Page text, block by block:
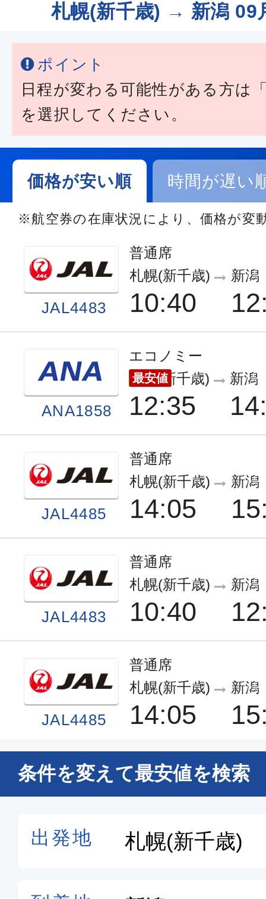
札幌(新千歳) → 新潟 09
ポイント
日程が変わる可能性がある方は
を選択してください。
価格が安い順 時間が遅い
※航空券の在庫状況により、価格が変
JAL4483
普通席
札幌(新千歳)
10:40
新潟
ANA1858
エコノミー
最安値
札幌(新千歳)
12:35
新潟
JAL4485
普通席
札幌(新千歳)
14:05
新潟
JAL4483
普通席
札幌(新千歳)
10:40
新潟
JAL4485
普通席
札幌(新千歳)
14:05
新潟
エコノミー
条件を変えて最安値を検索